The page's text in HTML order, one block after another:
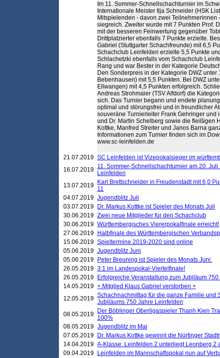
Im 11. Sommer-Schnellschachturnier im
Internationale Meister Ilja Schneider (HSK
Mitspielenden - davon zwei Teilnehmerinnen
siegreich. Zweiter wurde mit 7 Punkten Prof.
mit der besseren Feinwertung gegenüber
Drittplatzierter ebenfalls 7 Punkte erzielte.
Gabriel (Stuttgarter Schachfreunde) mit 6,5
Schachclub Leinfelden erzielte 5,5 Punkte
Schlachetzki ebenfalls vom Schachclub
Rang und war Bester in der Kategorie
Den Sonderpreis in der Kategorie DWZ
Bebenhausen) mit 5,5 Punkten. Bei DWZ
Ellwangen) mit 4,5 Punkten erfolgreich.
Andreas Strohmaier (TSV Alfdorf) die
sich. Das Turnier begann und endete
optimal und störungsfrei und in freundlicher
souveräne Turnierleiter Frank Gehringer und
und Dr. Martin Schelberg sowie die fleißigen
Kottke, Manfred Streiter und Janos Barna
Informationen zum Turnier finden sich im
www.sc-leinfelden.de
21.07.2019 SC Leinfelden ist Vizepokalsieger im
16.07.2019 11. Sommer-Schnellschachturnier am 20.
Leinfelden
13.07.2019
Karl Brettschneider in Freudenstadt mit 6,0
11
04.07.2019 Jugendblitz Juli
03.07.2019
Dr. Markus Kottke ist Spieler des Monats Juli
30.06.2019 Zwei neue Mitglieder für den Schachclub
30.06.2019 Württembergisches Viererpokalfinale erreicht!
27.06.2019
Halbfinale des Württembergischen
15.06.2019 Spieltermine 2019-2020 sind online
05.06.2019 Jugendblitz Juni
05.06.2019
Peter Breuning ist Spieler des Monats Juni.
26.05.2019 3:1 im Landespokal-Viertelfinale!
26.05.2019
Erfolgreiche Veranstaltung zum Jubiläum
14.05.2019 + Mitglied Klaus Gabriel verstorben +
12.05.2019 Schachnachmittag für die ganze Familie und
Jubiläums 750 Jahre Leinfelden
08.05.2019
Der Böblinger Oberligaspieler Thanh Kien
100%
08.05.2019 Jugendblitz im Mai
07.05.2019
Dr. Markus Kottke gewinnt die Nürtinger
14.04.2019 A-Klasse: Leinfelden 2 unterliegt Leonberg 2
09.04.2019
Leinfelden im Mannschaftspokal nun auf